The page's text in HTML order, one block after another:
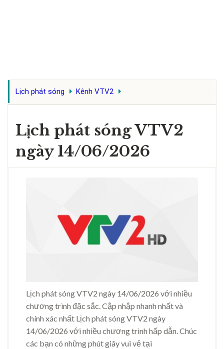
Lịch phát sóng Kênh VTV2
Lịch phát sóng VTV2
ngày 14/06/2026
Lịch phát sóng VTV2 ngày 14/06/2026 với nhiều
chương trình đặc sắc. Cập nhập nhanh nhất và
chính xác nhất Lịch phát sóng VTV2 ngày
14/06/2026 với nhiều chương trình hấp dẫn. Chúc
các bạn có những phút giây vui vẻ tại